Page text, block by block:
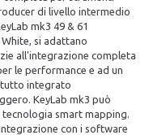
di livello intermedio
mk3 49 & 61
si adattano
all'integrazione completa
le performance e ad un
tutto integrato
KeyLab mk3 può
smart mapping.
con i software